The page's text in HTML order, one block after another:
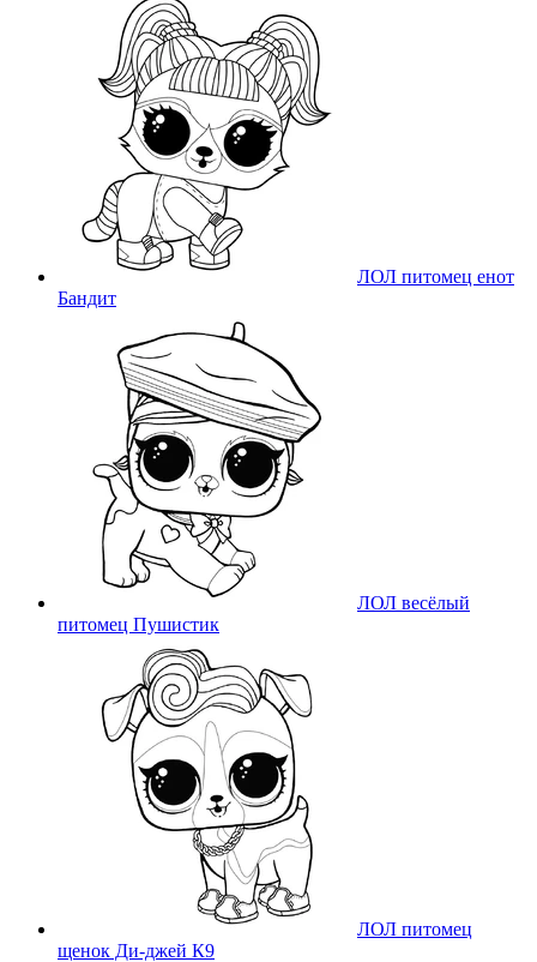
ЛОЛ питомец енот
Бандит
ЛОЛ весёлый
питомец Пушистик
ЛОЛ питомец
щенок Ди-джей К9